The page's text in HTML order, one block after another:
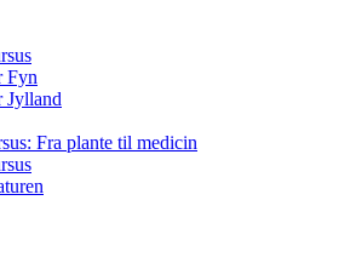
Fyn
Jylland
Fra plante til medicin